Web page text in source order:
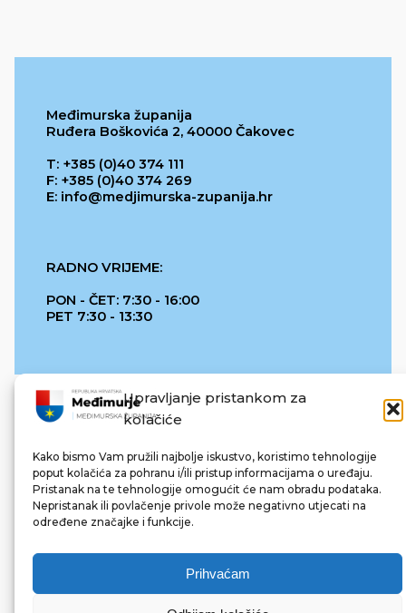
Upravljanje pristankom za
kolačiće
Kako bismo Vam pružili najbolje iskustvo, koristimo tehnologije
poput kolačića za pohranu i/ili pristup informacijama o uređaju.
Pristanak na te tehnologije omogućit će nam obradu podataka.
Nepristanak ili povlačenje privole može negativno utjecati na
određene značajke i funkcije.
Prihvaćam
Međimurska županija
Ruđera Boškovića 2, 40000 Čakovec
T: +385 (0)40 374 111
F: +385 (0)40 374 269
E: info@medjimurska-zupanija.hr
RADNO VRIJEME:
PON - ČET: 7:30 - 16:00
PET 7:30 - 13:30
REPUBLIKA HRVATSKA